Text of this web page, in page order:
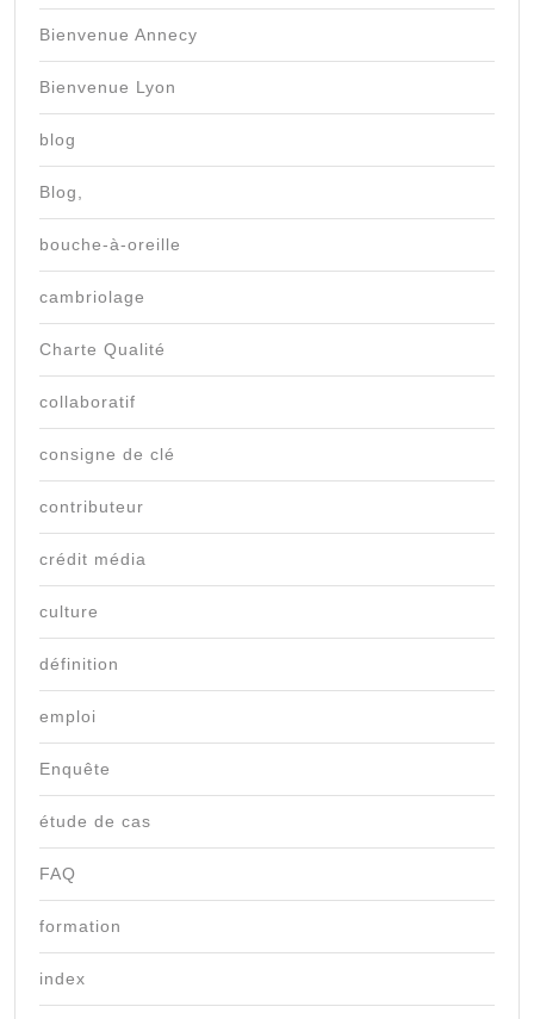
Bienvenue Annecy
Bienvenue Lyon
blog
Blog,
bouche-à-oreille
cambriolage
Charte Qualité
collaboratif
consigne de clé
contributeur
crédit média
culture
définition
emploi
Enquête
étude de cas
FAQ
formation
index